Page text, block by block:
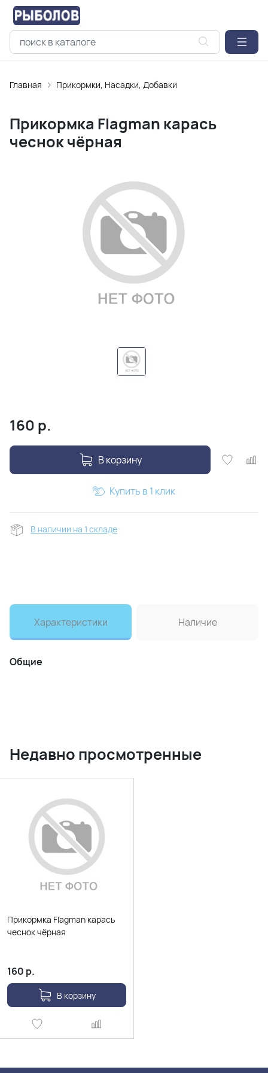
Главная Прикормки, Насадки, Добавки
Прикормка Flagman карась
чеснок чёрная
160 р.
В корзину
Купить в 1 клик
В наличии на 1 складе
Характеристики Наличие
Общие
Недавно просмотренные
Прикормка Flagman карась
чеснок чёрная
160 р.
В корзину